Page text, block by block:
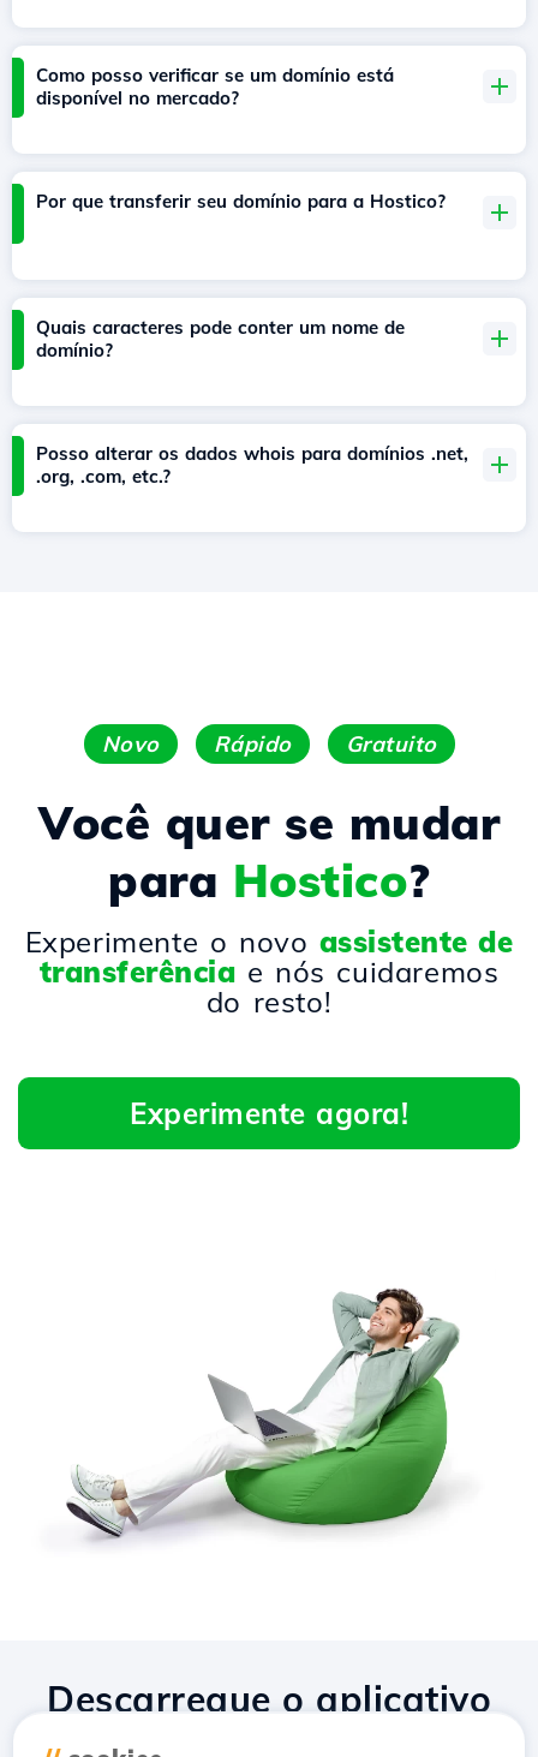
Como posso verificar se um domínio está
disponível no mercado?
Por que transferir seu domínio para a Hostico?
Quais caracteres pode conter um nome de
domínio?
Posso alterar os dados whois para domínios .net,
.org, .com, etc.?
Novo Rápido Gratuito
Você quer se mudar
para Hostico?
Experimente o novo assistente de
transferência e nós cuidaremos
do resto!
Experimente agora!
Descarregue o aplicativo